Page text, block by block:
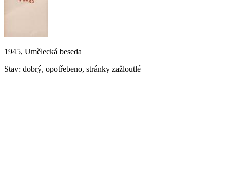
1945, Umělecká beseda
Stav: dobrý, opotřebeno, stránky zažloutlé